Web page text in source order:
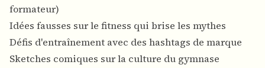
formateur)
Idées fausses sur le fitness qui brise les mythes
Défis d'entraînement avec des hashtags de marque
Sketches comiques sur la culture du gymnase